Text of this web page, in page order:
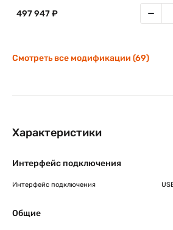
497 947 ₽
Смотреть все модификации (69)
Характеристики
Интерфейс подключения
Интерфейс подключения
Общие